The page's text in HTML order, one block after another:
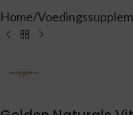
Home